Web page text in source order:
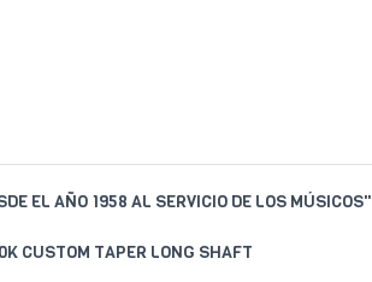
EL AÑO 1958 AL SERVICIO DE LOS MÚSICOS"
CUSTOM TAPER LONG SHAFT